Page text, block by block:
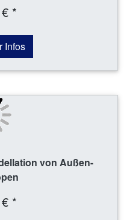
*
Infos
von Außen-
*